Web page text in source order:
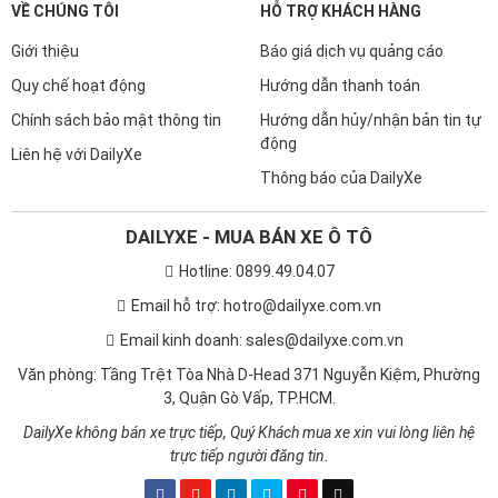
Tính năng hỗ trợ đỗ xe
: là hệ thống hỗ trợ người lái trong
quá trình đỗ xe hoặc lùi ra khỏi các vị trí đỗ xe. Hệ thống
động hóa giúp người lái quan sát môi trường xung quanh
đảm bảo an toàn khi thực hiện các thao tác.
Tính năng hỗ trợ đỗ xe
đường xấu, vào cua hay tăng tốc đột ngột, giúp đảm bảo
xe luôn có độ bám đường.
Chức năng kiểm soát lực kéo ESC
Chứng năng chống lật ROM: hoạt động bằng cách kiểm
soát lực phanh trên từng bánh xe độc lập,nhằm giúp giảm
nguy cơ lật xe, duy trì cân bằng của xe trong các tình huống
khẩn cấp, như đánh lái gấp ở tốc độ cao, vào khúc cua và
khi gặp vật cản đột ngột.
Bên cạnh đó không thể thiếu những tính năng an toàn, cơ bản
VỀ CHÚNG TÔI
Giới thiệu
Quy chế hoạt động
Chính sách bảo mật thông tin
Liên hệ với DailyXe
HỖ TRỢ KHÁCH HÀNG
Báo giá dịch vụ quảng cáo
Hướng dẫn thanh toán
Hướng dẫn hủy/nhận bản tin tự
động
Thông báo của DailyXe
DAILYXE - MUA BÁN XE Ô TÔ
Hotline: 0899.49.04.07
Email hỗ trợ: hotro@dailyxe.com.vn
Email kinh doanh: sales@dailyxe.com.vn
Văn phòng: Tầng Trệt Tòa Nhà D-Head 371 Nguyễn Kiệm, Phường
3, Quận Gò Vấp, TP.HCM.
DailyXe không bán xe trực tiếp, Quý Khách mua xe xin vui lòng liên hệ
trực tiếp người đăng tin.